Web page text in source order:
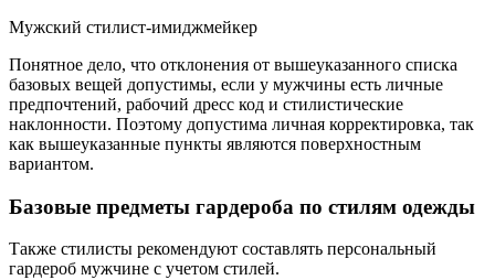
Мужский стилист-имиджмейкер
Понятное дело, что отклонения от вышеуказанного списка
базовых вещей допустимы, если у мужчины есть личные
предпочтений, рабочий дресс код и стилистические
наклонности. Поэтому допустима личная корректировка, так
как вышеуказанные пункты являются поверхностным
вариантом.
Базовые предметы гардероба по стилям одежды
Также стилисты рекомендуют составлять персональный
гардероб мужчине с учетом стилей.